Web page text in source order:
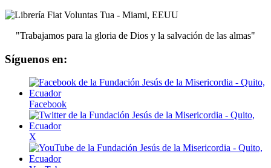
"Trabajamos para la gloria de Dios y la salvación de las almas"
Síguenos en:
Facebook
X